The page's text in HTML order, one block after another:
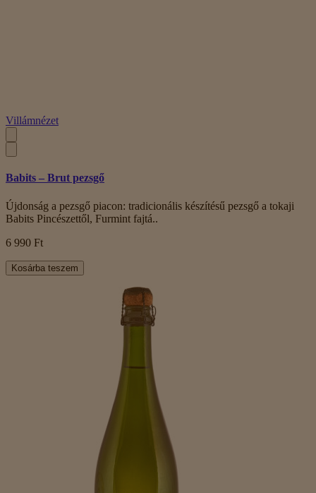
Villámnézet
Babits – Brut pezsgő
Újdonság a pezsgő piacon: tradicionális készítésű pezsgő a tokaji
Babits Pincészettől, Furmint fajtá..
6 990 Ft
Kosárba teszem